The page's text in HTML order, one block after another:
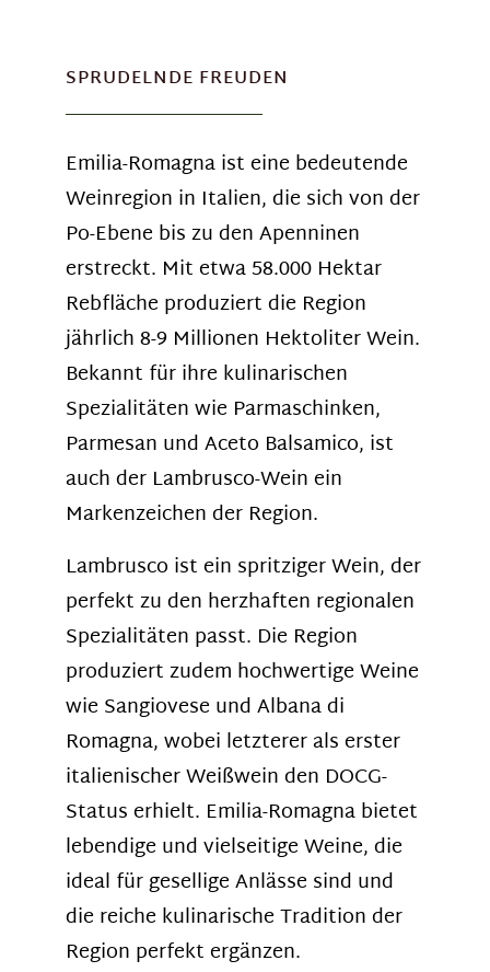
SPRUDELNDE FREUDEN
Emilia-Romagna ist eine bedeutende
Weinregion in Italien, die sich von der
Po-Ebene bis zu den Apenninen
erstreckt. Mit etwa 58.000 Hektar
Rebfläche produziert die Region
jährlich 8-9 Millionen Hektoliter Wein.
Bekannt für ihre kulinarischen
Spezialitäten wie Parmaschinken,
Parmesan und Aceto Balsamico, ist
auch der Lambrusco-Wein ein
Markenzeichen der Region.
Lambrusco ist ein spritziger Wein, der
perfekt zu den herzhaften regionalen
Spezialitäten passt. Die Region
produziert zudem hochwertige Weine
wie Sangiovese und Albana di
Romagna, wobei letzterer als erster
italienischer Weißwein den DOCG-
Status erhielt. Emilia-Romagna bietet
lebendige und vielseitige Weine, die
ideal für gesellige Anlässe sind und
die reiche kulinarische Tradition der
Region perfekt ergänzen.